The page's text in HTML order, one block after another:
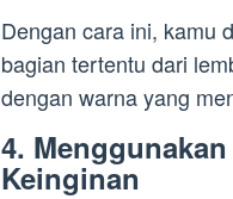
Dengan cara ini, kamu
bagian tertentu dari
dengan warna yang
4.
Keinginan